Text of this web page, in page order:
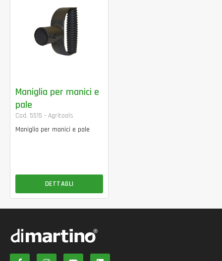
Maniglia per manici e
pale
Cod. 5515 - Agritools
Maniglia per manici e pale
DETTAGLI